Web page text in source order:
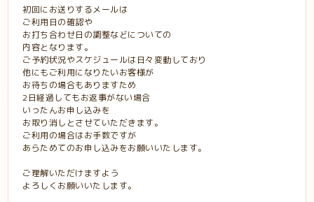
初回にお送りするメールは
ご利用日の確認や
お打ち合わせ日の調整などについての
内容となります。
ご予約状況やスケジュールは日々変動しており
他にもご利用になりたいお客様が
お待ちの場合もありますため
2日経過してもお返事がない場合
いったんお申し込みを
お取り消しとさせていただきます。
ご利用の場合はお手数ですが
あらためてのお申し込みをお願いいたします。
ご理解いただけますよう
よろしくお願いいたします。